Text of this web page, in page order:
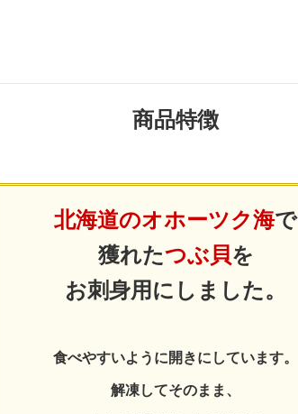
商品特徴
北海道のオホーツク海で
獲れたつぶ貝を
お刺身用にしました。
食べやすいように開きにしています。
解凍してそのまま、